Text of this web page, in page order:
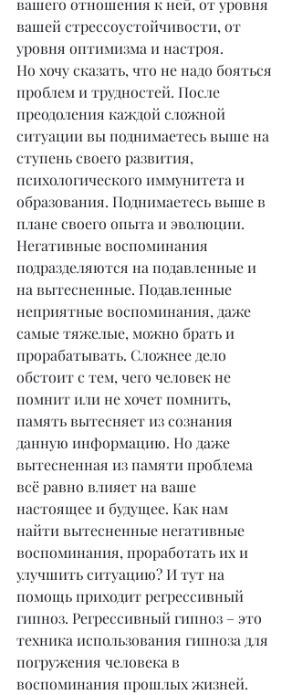
вашего отношения к ней, от уровня
вашей стрессоустойчивости, от
уровня оптимизма и настроя.
Но хочу сказать, что не надо бояться
проблем и трудностей. После
преодоления каждой сложной
ситуации вы поднимаетесь выше на
ступень своего развития,
психологического иммунитета и
образования. Поднимаетесь выше в
плане своего опыта и эволюции.
Негативные воспоминания
подразделяются на подавленные и
на вытесненные. Подавленные
неприятные воспоминания, даже
самые тяжелые, можно брать и
прорабатывать. Сложнее дело
обстоит с тем, чего человек не
помнит или не хочет помнить,
память вытесняет из сознания
данную информацию. Но даже
вытесненная из памяти проблема
всё равно влияет на ваше
настоящее и будущее. Как нам
найти вытесненные негативные
воспоминания, проработать их и
улучшить ситуацию? И тут на
помощь приходит регрессивный
гипноз. Регрессивный гипноз – это
техника использования гипноза для
погружения человека в
воспоминания прошлых жизней.